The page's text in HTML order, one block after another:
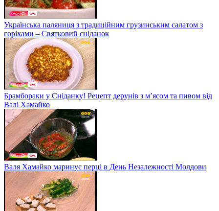
Українська паляниця з традиційним грузинським салатом з
горіхами – Святковий сніданок
Брамбораки у Сніданку! Рецепт дерунів з м’ясом та пивом від
Валі Хамайко
Валя Хамайко маринує перці в День Незалежності Молдови